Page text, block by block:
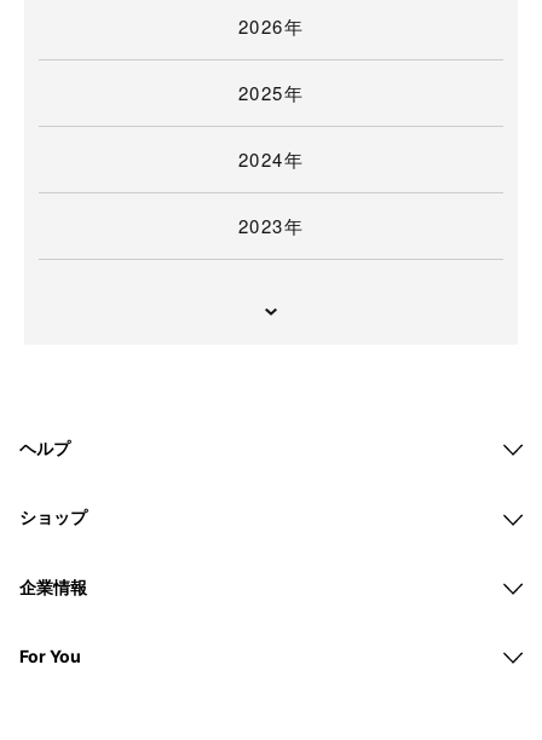
2026年
2025年
2024年
2023年
ヘルプ
ショップ
企業情報
For You